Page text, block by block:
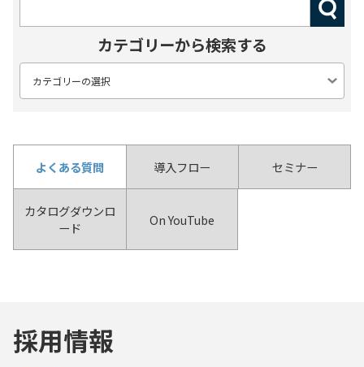
カテゴリーから検索する
よくある質問 導入フロー セミナー
カタログダウンロ
ード
On YouTube
採用情報